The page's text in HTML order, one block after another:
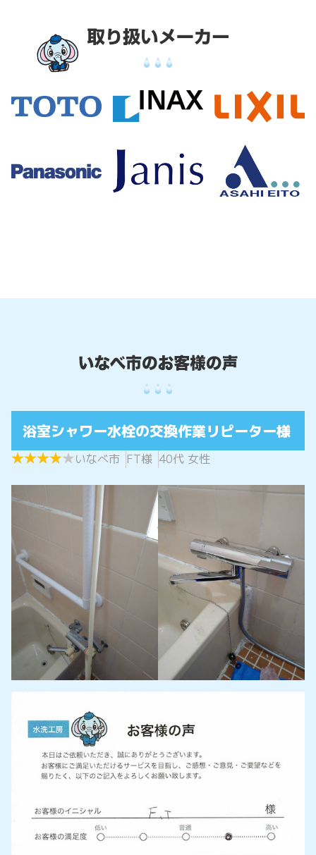
浴室シャワー水栓の交換作業リピーター様
★★★★★
★★★★★いなべ市 FT様 40代 女性